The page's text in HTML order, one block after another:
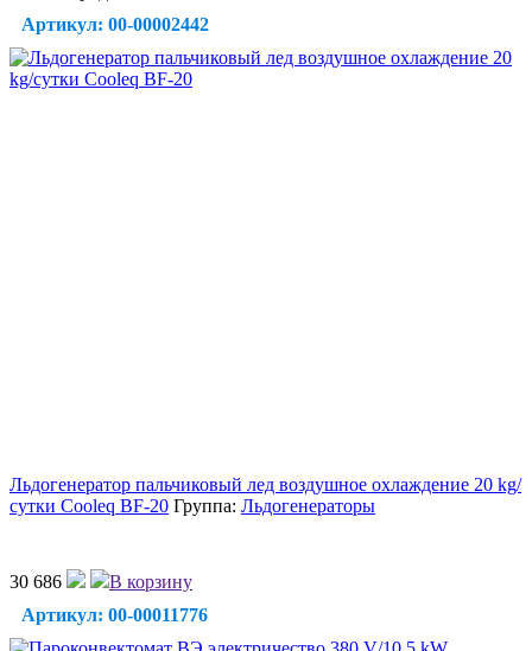
Артикул: 00-00002442
Льдогенератор пальчиковый лед воздушное охлаждение 20 kg/
сутки Cooleq BF-20 Группа: Льдогенераторы
30 686
В корзину
Артикул: 00-00011776